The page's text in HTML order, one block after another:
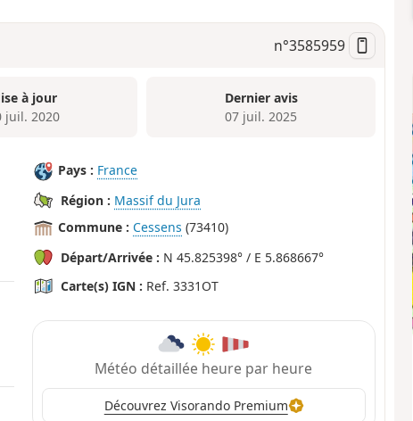
n°3585959
à jour
juil. 2020
Dernier avis
07 juil. 2025
Pays : France
Région : Massif du Jura
Commune : Cessens (73410)
Départ/Arrivée : N 45.825398° / E 5.868667°
Carte(s) IGN : Ref. 3331OT
Météo détaillée heure par heure
Découvrez Visorando Premium